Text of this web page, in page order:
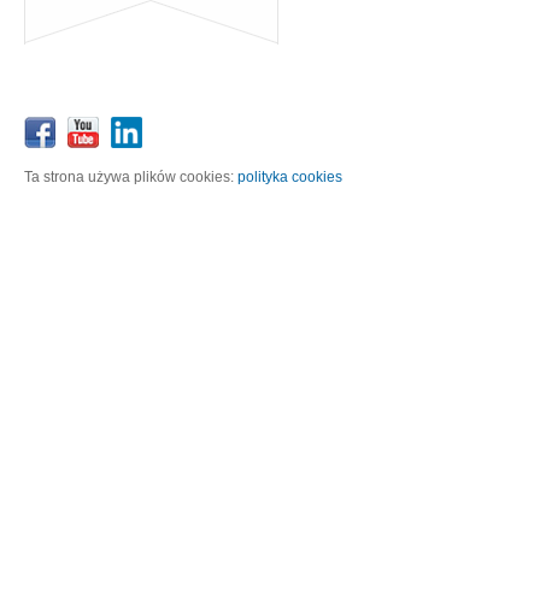
Ta strona używa plików cookies: polityka cookies